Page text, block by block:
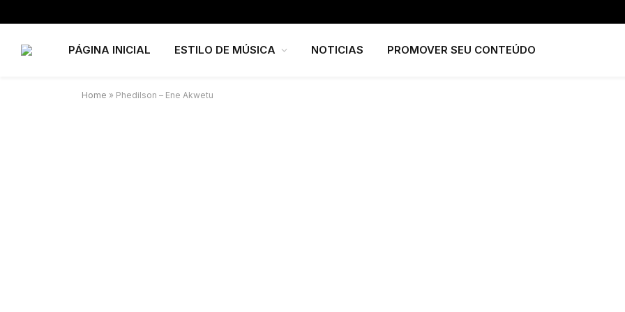
PÁGINA INICIAL ESTILO DE MÚSICA NOTICIAS PROMOVER SEU CONTEÚDO
Home » Phedilson – Ene Akwetu